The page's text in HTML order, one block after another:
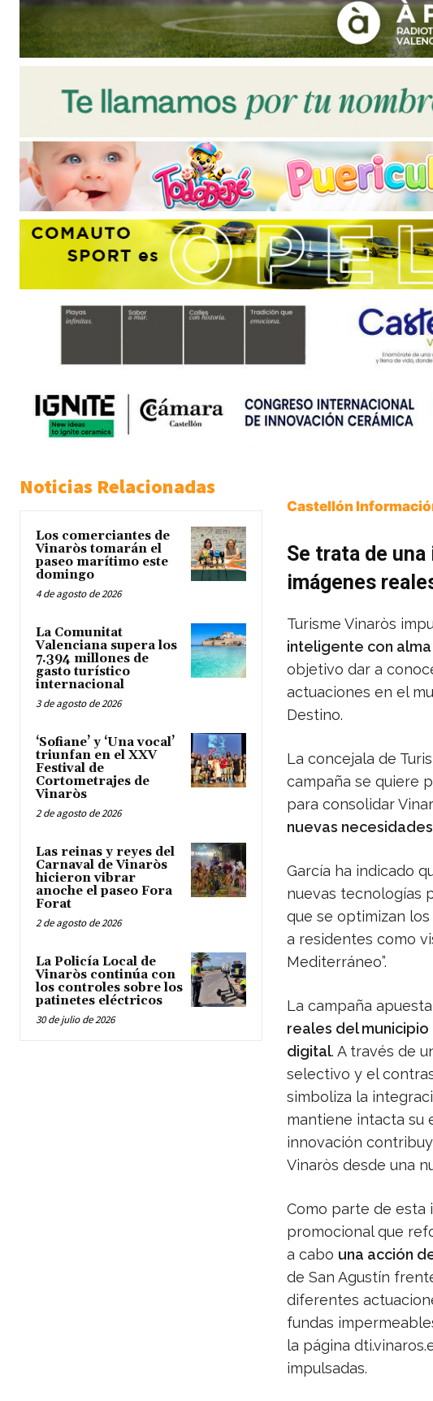
Noticias Relacionadas
Los comerciantes de
Vinaròs tomarán el
paseo marítimo este
domingo
4 de agosto de 2026
La Comunitat
Valenciana supera los
7.394 millones de
gasto turístico
internacional
3 de agosto de 2026
‘Sofiane’ y ‘Una vocal’
triunfan en el XXV
Festival de
Cortometrajes de
Vinaròs
2 de agosto de 2026
Las reinas y reyes del
Carnaval de Vinaròs
hicieron vibrar
anoche el paseo Fora
Forat
2 de agosto de 2026
La Policía Local de
Vinaròs continúa con
los controles sobre los
patinetes eléctricos
30 de julio de 2026
Castellón
Se trata de
imágenes
Turisme Vinaròs
inteligente con
objetivo dar a
actuaciones en el
Destino.
La concejala de
campaña se quiere
para consolidar
nuevas
García ha indicado
nuevas tecnologías
que se optimizan
a residentes como
Mediterráneo”.
La campaña
reales del
digital. A través de
selectivo y el
simboliza la
mantiene intacta su
innovación
Vinaròs desde una
Como parte de esta
promocional que
a cabo una acción
de San Agustín
diferentes
fundas
la página
impulsadas.